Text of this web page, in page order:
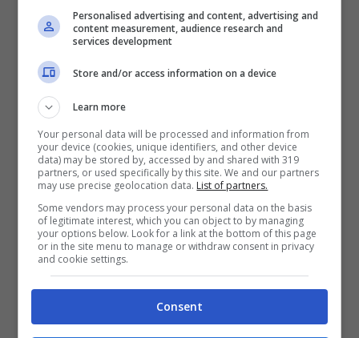
Personalised advertising and content, advertising and
content measurement, audience research and
services development
Store and/or access information on a device
Learn more
Your personal data will be processed and information from
your device (cookies, unique identifiers, and other device
data) may be stored by, accessed by and shared with 319
partners, or used specifically by this site. We and our partners
may use precise geolocation data. List of partners.
Some vendors may process your personal data on the basis
of legitimate interest, which you can object to by managing
your options below. Look for a link at the bottom of this page
or in the site menu to manage or withdraw consent in privacy
and cookie settings.
Consent